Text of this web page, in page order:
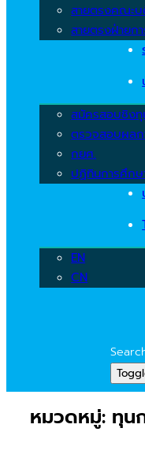
สายตรงคณะ
สายตรงฝ่ายกา
สมัครสอบชิง
ตรวจสอบผลก
กยศ.
ปฏิทินการศึกษ
EN
CN
หมวดหมู่: ทุน